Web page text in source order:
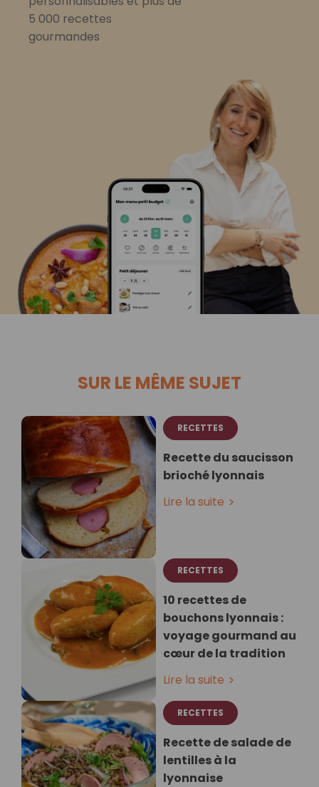
5 000 recettes
gourmandes
SUR LE MÊME SUJET
RECETTES
Recette du saucisson
brioché lyonnais
Lire la suite
RECETTES
10 recettes de
bouchons lyonnais :
voyage gourmand au
cœur de la tradition
Lire la suite
RECETTES
Recette de salade de
lentilles à la
lyonnaise